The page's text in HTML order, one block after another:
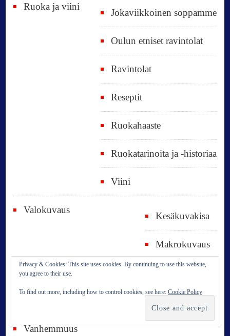
Ruoka ja viini
Jokaviikkoinen soppamme
Oulun etniset ravintolat
Ravintolat
Reseptit
Ruokahaaste
Ruokatarinoita ja -historiaa
Viini
Valokuvaus
Kesäkuvakisa
Makrokuvaus
Vanhemmuus
Privacy & Cookies: This site uses cookies. By continuing to use this website,
you agree to their use.
To find out more, including how to control cookies, see here: Cookie Policy